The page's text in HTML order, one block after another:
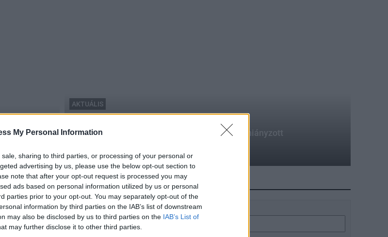
My Personal Information
sharing to third parties, or processing of your personal or
advertising by us, please use the below opt-out section to
note that after your opt-out request is processed you may
ads based on personal information utilized by us or personal
parties prior to your opt-out. You may separately opt-out of the
information by third parties on the IAB’s list of downstream
may also be disclosed by us to third parties on the IAB’s List of
may further disclose it to other third parties.
Fejérben
AKTUÁLIS
Terjed az influenza! – Az óvodások közel fele hiányzott
2017.02.02
HÍRLEVÉL
Név